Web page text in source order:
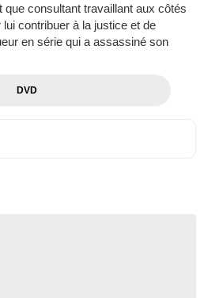
consultant travaillant aux côtés
contribuer à la justice et de
en série qui a assassiné son
DVD